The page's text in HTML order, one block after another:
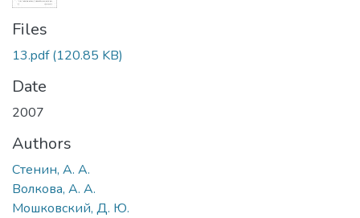
Files
13.pdf(120.85 KB)
Date
2007
Authors
Стенин, А. А.
Волкова, А. А.
Мошковский, Д. Ю.